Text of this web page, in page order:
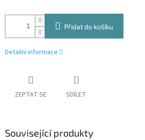
Přidat do košíku
Detailní informace
ZEPTAT SE SDÍLET
Související produkty